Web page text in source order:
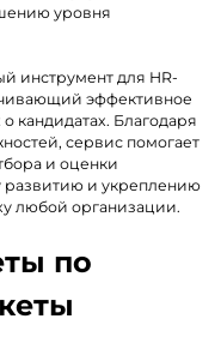
уровня
инструмент для HR-
эффективное
кандидатах. Благодаря
сервис помогает
и оценки
развитию и укреплению
любой организации.
по